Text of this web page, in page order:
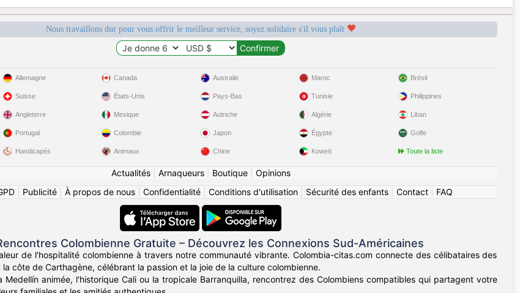
Nous travaillons dur pour vous offrir le meilleur service, soyez solidaire s'il vous plaît
Allemagne
Suisse
Angleterre
Portugal
Handicapés
Canada
États-Unis
Mexique
Colombie
Animaux
Australie
Pays-Bas
Autriche
Japon
Chine
Maroc
Tunisie
Algérie
Égypte
Koweït
Brésil
Philippines
Liban
Golfe
Toute la liste
Actualités| Arnaqueurs| Boutique| Opinions
| Publicité| À propos de nous| Confidentialité| Conditions d'utilisation| Sécurité des enfants| Contact| FAQ
Colombienne Gratuite – Découvrez les Connexions Sud-Américaines
de l'hospitalité colombienne à travers notre communauté vibrante. Colombia-citas.com connecte des célibataires des
côte de Carthagène, célébrant la passion et la joie de la culture colombienne.
Medellín animée, l'historique Cali ou la tropicale Barranquilla, rencontrez des Colombiens compatibles qui partagent votre